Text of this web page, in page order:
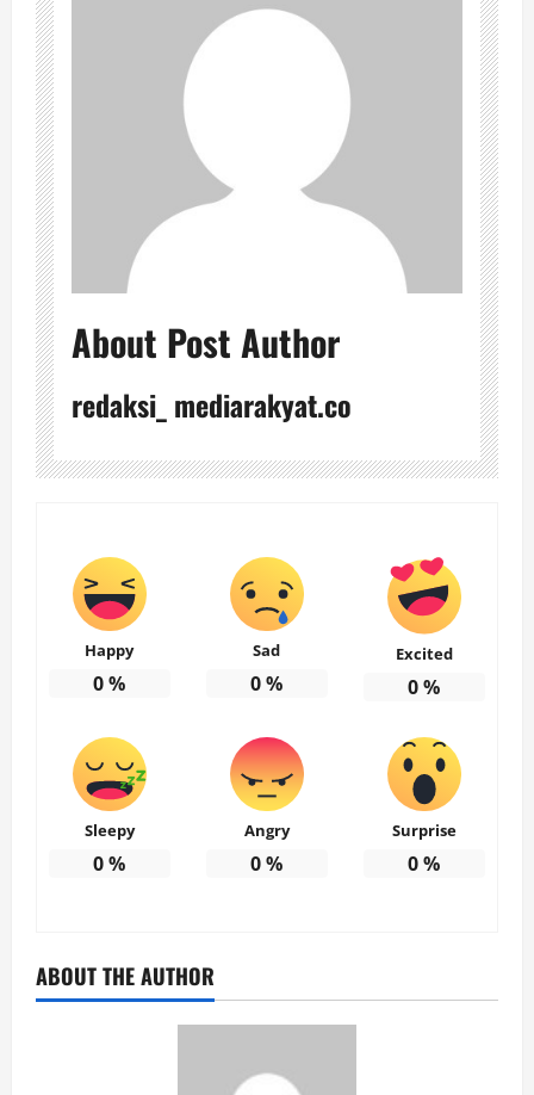
About Post Author
redaksi_ mediarakyat.co
Happy
0%
Sad
0%
Excited
0%
Sleepy
0%
Angry
0%
Surprise
0%
ABOUT THE AUTHOR